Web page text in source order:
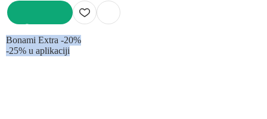
Bonami Extra -20%
-25% u aplikaciji